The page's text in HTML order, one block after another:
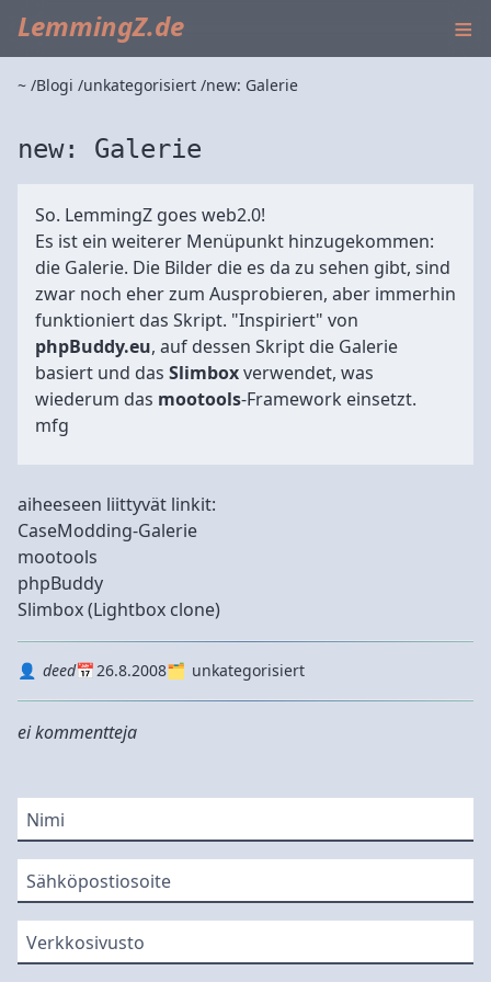
LemmingZ.de ≡
~ Blogi unkategorisiert new: Galerie
new: Galerie
So. LemmingZ goes web2.0!
Es ist ein weiterer Menüpunkt hinzugekommen:
die Galerie. Die Bilder die es da zu sehen gibt, sind
zwar noch eher zum Ausprobieren, aber immerhin
funktioniert das Skript. "Inspiriert" von
phpBuddy.eu, auf dessen Skript die Galerie
basiert und das Slimboxverwendet, was
wiederum das mootools-Framework einsetzt.
mfg
aiheeseen liittyvät linkit:
CaseModding-Galerie
mootools
phpBuddy
Slimbox (Lightbox clone)
Autordeed
Datum 26.8.2008
Kategorie unkategorisiert
ei kommentteja
Nimi
Sähköpostiosoite
Verkkosivusto